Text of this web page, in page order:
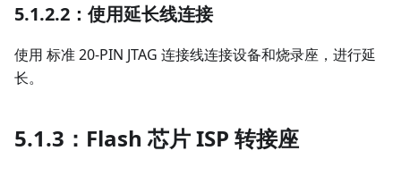
5.1.2.2：使用延长线连接
使用 标准 20-PIN JTAG 连接线连接设备和烧录座，进行延
长。
5.1.3：Flash 芯片 ISP 转接座